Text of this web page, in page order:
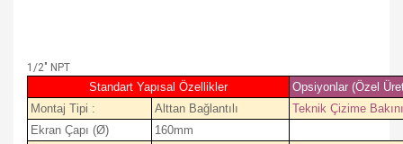
1/2" NPT
Standart Yapısal Özellikler
Opsiyonlar (Özel
Montaj Tipi :
Alttan Bağlantılı
Teknik Çizime
Ekran Çapı (Ø)
160mm